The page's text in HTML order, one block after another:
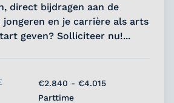
direct bijdragen aan de
jongeren en je carrière als arts
geven? Solliciteer nu!...
€2.840 - €4.015
Parttime